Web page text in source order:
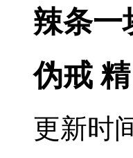
辣条
伪戒精
更新时